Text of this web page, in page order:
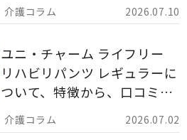
2026.07.10
りやすく解説します。
2026.07.02
ユニ・チャーム ライフリー
リハビリパンツ レギュラーに
ついて、特徴から、口コミ、
災害備蓄としての活用法まで
分かりやすく解説します。